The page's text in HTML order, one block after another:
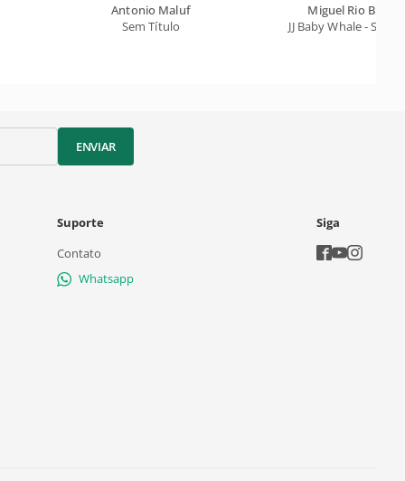
Antonio Maluf
Sem Título
Miguel Rio
JJ Baby Whale - San
ENVIAR
Suporte
Contato
Whatsapp
Siga